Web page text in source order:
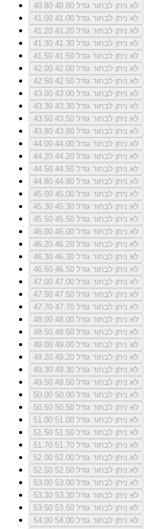
40.80
לא ניתן לבחור גודל 40.80
41.00
לא ניתן לבחור גודל 41.00
41.20
לא ניתן לבחור גודל 41.20
41.30
לא ניתן לבחור גודל 41.30
41.50
לא ניתן לבחור גודל 41.50
42.00
לא ניתן לבחור גודל 42.00
42.50
לא ניתן לבחור גודל 42.50
43.00
לא ניתן לבחור גודל 43.00
43.30
לא ניתן לבחור גודל 43.30
43.50
לא ניתן לבחור גודל 43.50
43.80
לא ניתן לבחור גודל 43.80
44.00
לא ניתן לבחור גודל 44.00
44.20
לא ניתן לבחור גודל 44.20
44.50
לא ניתן לבחור גודל 44.50
44.80
לא ניתן לבחור גודל 44.80
45.00
לא ניתן לבחור גודל 45.00
45.30
לא ניתן לבחור גודל 45.30
45.50
לא ניתן לבחור גודל 45.50
46.00
לא ניתן לבחור גודל 46.00
46.20
לא ניתן לבחור גודל 46.20
46.30
לא ניתן לבחור גודל 46.30
46.50
לא ניתן לבחור גודל 46.50
47.00
לא ניתן לבחור גודל 47.00
47.50
לא ניתן לבחור גודל 47.50
47.70
לא ניתן לבחור גודל 47.70
48.00
לא ניתן לבחור גודל 48.00
48.50
לא ניתן לבחור גודל 48.50
49.00
לא ניתן לבחור גודל 49.00
49.20
לא ניתן לבחור גודל 49.20
49.30
לא ניתן לבחור גודל 49.30
49.50
לא ניתן לבחור גודל 49.50
50.00
לא ניתן לבחור גודל 50.00
50.50
לא ניתן לבחור גודל 50.50
51.00
לא ניתן לבחור גודל 51.00
51.50
לא ניתן לבחור גודל 51.50
51.70
לא ניתן לבחור גודל 51.70
52.00
לא ניתן לבחור גודל 52.00
52.50
לא ניתן לבחור גודל 52.50
53.00
לא ניתן לבחור גודל 53.00
53.30
לא ניתן לבחור גודל 53.30
53.50
לא ניתן לבחור גודל 53.50
54.00
לא ניתן לבחור גודל 54.00